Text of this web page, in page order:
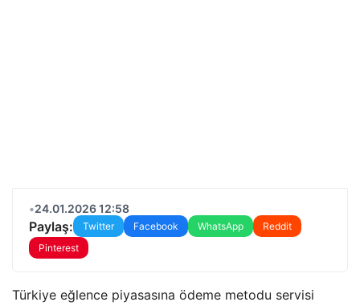
•24.01.2026 12:58
Paylaş: Twitter Facebook WhatsApp
Reddit
Pinterest
Türkiye eğlence piyasasına ödeme metodu servisi